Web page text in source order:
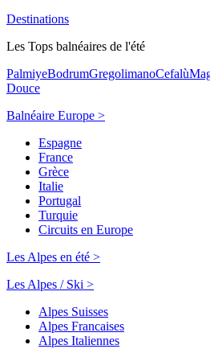
Destinations
Les Tops balnéaires de l'été
PalmiyeBodrumGregolimanoCefalù
Douce
Balnéaire Europe >
Espagne
France
Grèce
Italie
Portugal
Turquie
Circuits en Europe
Les Alpes en été >
Les Alpes / Ski >
Alpes Suisses
Alpes Francaises
Alpes Italiennes